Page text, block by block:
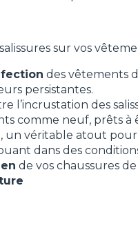
sur vos
des vêtements
persistantes.
l’incrustation des
comme neuf, prêts à
, un véritable atout
dans des
de vos chaussures